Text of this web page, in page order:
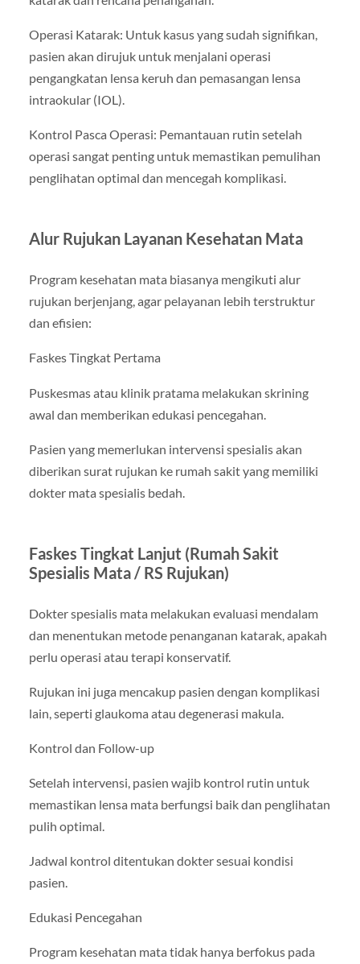
Operasi Katarak: Untuk kasus yang sudah signifikan,
pasien akan dirujuk untuk menjalani operasi
pengangkatan lensa keruh dan pemasangan lensa
intraokular (IOL).
Kontrol Pasca Operasi: Pemantauan rutin setelah
operasi sangat penting untuk memastikan pemulihan
penglihatan optimal dan mencegah komplikasi.
Alur Rujukan Layanan Kesehatan Mata
Program kesehatan mata biasanya mengikuti alur
rujukan berjenjang, agar pelayanan lebih terstruktur
dan efisien:
Faskes Tingkat Pertama
Puskesmas atau klinik pratama melakukan skrining
awal dan memberikan edukasi pencegahan.
Pasien yang memerlukan intervensi spesialis akan
diberikan surat rujukan ke rumah sakit yang memiliki
dokter mata spesialis bedah.
Faskes Tingkat Lanjut (Rumah Sakit
Spesialis Mata / RS Rujukan)
Dokter spesialis mata melakukan evaluasi mendalam
dan menentukan metode penanganan katarak, apakah
perlu operasi atau terapi konservatif.
Rujukan ini juga mencakup pasien dengan komplikasi
lain, seperti glaukoma atau degenerasi makula.
Kontrol dan Follow-up
Setelah intervensi, pasien wajib kontrol rutin untuk
memastikan lensa mata berfungsi baik dan penglihatan
pulih optimal.
Jadwal kontrol ditentukan dokter sesuai kondisi
pasien.
Edukasi Pencegahan
Program kesehatan mata tidak hanya berfokus pada